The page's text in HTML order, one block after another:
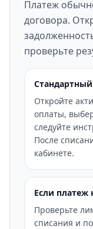
Платеж
договора.
проверьте
Откройте
оплаты,
следуйте
После
кабинете.
Если платеж
Проверьте
списания и